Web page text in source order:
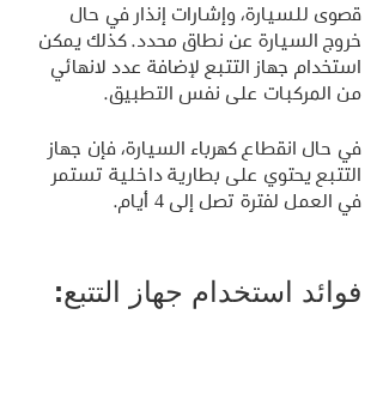
قصوى للسيارة، وإشارات إنذار في حال
خروج السيارة عن نطاق محدد. كذلك يمكن
استخدام جهاز التتبع لإضافة عدد لانهائي
من المركبات على نفس التطبيق.
في حال انقطاع كهرباء السيارة، فإن جهاز
التتبع يحتوي على بطارية داخلية تستمر
في العمل لفترة تصل إلى 4 أيام.
فوائد استخدام جهاز التتبع: